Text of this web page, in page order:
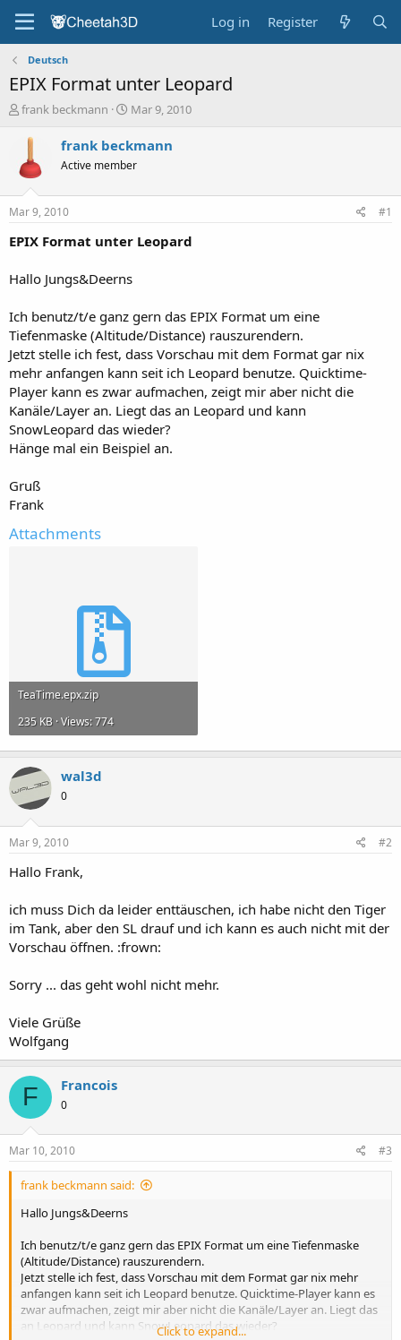
Log in Register
Deutsch
EPIX Format unter Leopard
T
a
t
a
e
frank beckmann
S
a
t
e
Mar 9, 2010
frank beckmann
Active member
Mar 9, 2010 #1
EPIX Format unter Leopard
Hallo Jungs&Deerns
Ich benutz/t/e ganz gern das EPIX Format um eine
Tiefenmaske (Altitude/Distance) rauszurendern.
Jetzt stelle ich fest, dass Vorschau mit dem Format gar nix
mehr anfangen kann seit ich Leopard benutze. Quicktime-
Player kann es zwar aufmachen, zeigt mir aber nicht die
Kanäle/Layer an. Liegt das an Leopard und kann
SnowLeopard das wieder?
Hänge mal ein Beispiel an.
Gruß
Frank
Attachments
TeaTime.epx.zip
235 KB · Views: 774
wal3d
0
Mar 9, 2010 #2
Hallo Frank,
ich muss Dich da leider enttäuschen, ich habe nicht den Tiger
im Tank, aber den SL drauf und ich kann es auch nicht mit der
Vorschau öffnen. :frown:
Sorry ... das geht wohl nicht mehr.
Viele Grüße
Wolfgang
F Francois
0
Mar 10, 2010 #3
frank beckmann said:
Hallo Jungs&Deerns
Ich benutz/t/e ganz gern das EPIX Format um eine Tiefenmaske
(Altitude/Distance) rauszurendern.
Jetzt stelle ich fest, dass Vorschau mit dem Format gar nix mehr
anfangen kann seit ich Leopard benutze. Quicktime-Player kann es
zwar aufmachen, zeigt mir aber nicht die Kanäle/Layer an. Liegt das
an Leopard und kann SnowLeopard das wieder?
Click to expand...